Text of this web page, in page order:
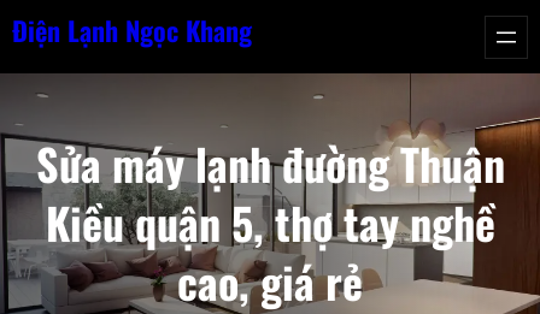
Chuyển
nội
dung
Điện Lạnh Ngọc Khang
Sửa máy lạnh đường Thuận
Kiều quận 5, thợ tay nghề
cao, giá rẻ